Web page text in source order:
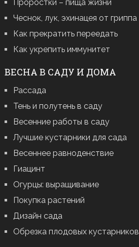
Проростки – пища жизни
Чеснок, лук, эхинацея от гриппа
Как прекратить переедать
Как укрепить иммунитет
ВЕСНА В САДУ И ДОМА
Рассада
Тень и полутень в саду
Весенние работы в саду
Лучшие кустарники для сада
Весеннее равноденствие
Гиацинт
Огурцы: выращивание
Покупка растений
Дизайн сада
Обрезка плодовых кустарников